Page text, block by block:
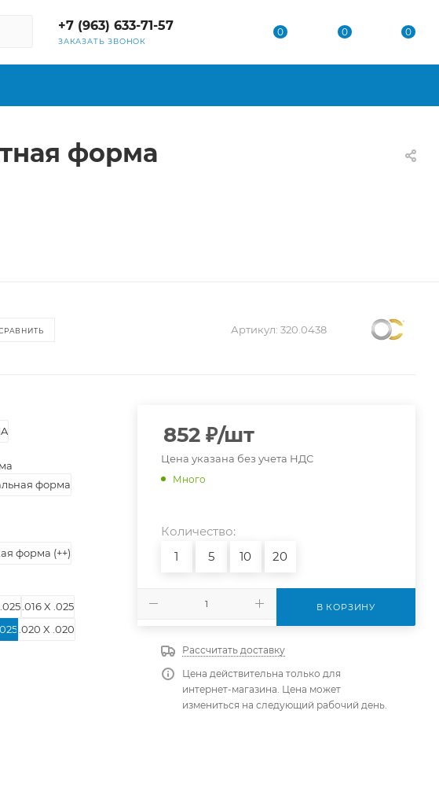
+7 (963) 633-71-57
ЗАКАЗАТЬ ЗВОНОК
0 0 0
форма
Артикул: 320.0438
форма
форма (++)
.016 X .025
.020 X .020
852₽/шт
Цена указана без учета НДС
Много
Количество:
1
5 10 20
В КОРЗИНУ
Рассчитать доставку
Цена действительна только для
интернет-магазина. Цена может
измениться на следующий рабочий день.